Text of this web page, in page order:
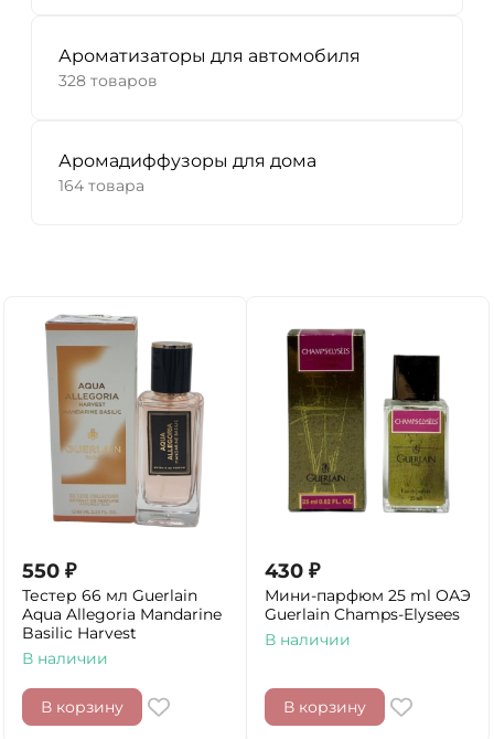
Ароматизаторы для автомобиля
328 товаров
Аромадиффузоры для дома
164 товара
550 ₽
Тестер 66 мл Guerlain
Aqua Allegoria Mandarine
Basilic Harvest
В наличии
В корзину
430 ₽
Мини-парфюм 25 ml ОАЭ
Guerlain Champs-Elysees
В наличии
В корзину